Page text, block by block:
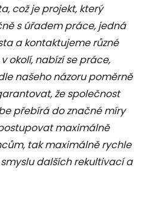
což je projekt, který
s úřadem práce, jedná
a kontaktujeme různé
okolí, nabízí se práce,
našeho názoru poměrně
že společnost
přebírá do značné míry
maximálně
tak maximálně rychle
dalších rekultivací a